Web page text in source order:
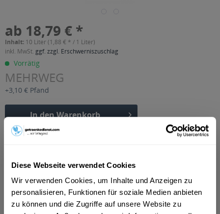
Diese Webseite verwendet Cookies
Wir verwenden Cookies, um Inhalte und Anzeigen zu
personalisieren, Funktionen für soziale Medien anbieten
zu können und die Zugriffe auf unsere Website zu
ab 18,79 € *
Inhalt: 10 Liter (1,88 € * / 1 Liter)
inkl. MwSt. ggf. zzgl. Erschwerniszuschlag
Vorrätig
MEHRWEG
+3,10 € Pfand
In denWarenkorb
Beschreibung
Besonders süffig und spritzig- frisch. Seinen besonderen
Geschmack verdankt unser glanzklares...mehr
"Sanwald Kristall 20 x 0,5l"